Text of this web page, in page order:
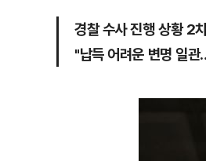
경찰 수사 진행 상황 2
"납득 어려운 변명 일